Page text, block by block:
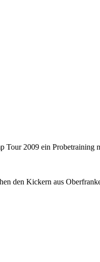
Tour 2009 ein Probetraining
den Kickern aus